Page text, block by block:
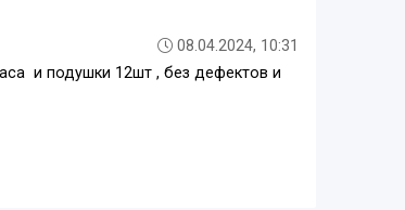
08.04.2024, 10:31
и подушки 12шт , без дефектов и